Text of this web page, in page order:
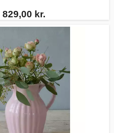
829,00 kr.